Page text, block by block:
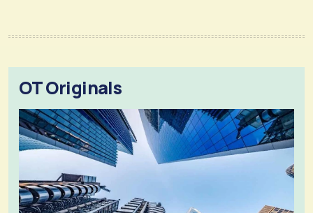
OT Originals